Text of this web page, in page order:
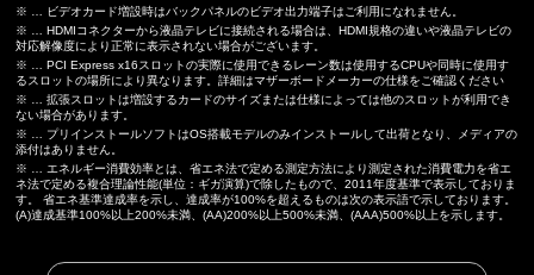
※ … ビデオカード増設時はバックパネルのビデオ出力端子はご利用になれません。
※ … HDMIコネクターから液晶テレビに接続される場合は、HDMI規格の違いや液晶テレビの
対応解像度により正常に表示されない場合がございます。
※ … PCI Express x16スロットの実際に使用できるレーン数は使用するCPUや同時に使用す
るスロットの場所により異なります。詳細はマザーボードメーカーの仕様をご確認ください
※ … 拡張スロットは増設するカードのサイズまたは仕様によっては他のスロットが利用でき
ない場合があります。
※ … プリインストールソフトはOS搭載モデルのみインストールして出荷となり、メディアの
添付はありません。
※ … エネルギー消費効率とは、省エネ法で定める測定方法により測定された消費電力を省エ
ネ法で定める複合理論性能(単位：ギガ演算)で除したもので、2011年度基準で表示しておりま
す。 省エネ基準達成率を示し、達成率が100%を超えるものは次の表示語で示しております。
(A)達成基準100%以上200%未満、(AA)200%以上500%未満、(AAA)500%以上を示します。